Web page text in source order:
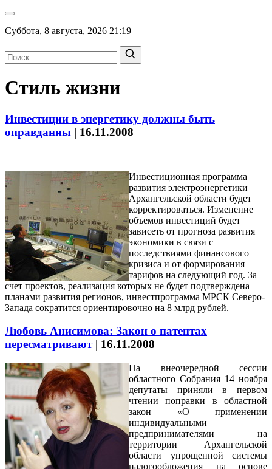
Суббота, 8 августа, 2026 21:19
Стиль жизни
Инвестиции в энергетику должны быть
оправданны | 16.11.2008
Инвестиционная программа
развития электроэнергетики
Архангельской области будет
корректироваться. Изменение
объемов инвестиций будет
зависеть от прогноза развития
экономики в связи с
последствиями финансового
кризиса и от формирования
тарифов на следующий год. За
счет проектов, реализация которых не будет подтверждена
планами развития регионов, инвестпрограмма МРСК Северо-
Запада сократится ориентировочно на 8 млрд рублей.
Любовь Анисимова: Закон о патентах
пересматривают | 16.11.2008
На внеочередной сессии
областного Собрания 14 ноября
депутаты приняли в первом
чтении поправки в областной
закон «О применении
индивидуальными
предпринимателями на
территории Архангельской
области упрощенной системы
налогообложения на основе